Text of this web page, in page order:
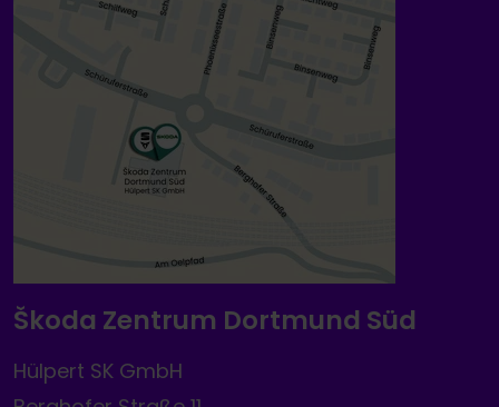
Škoda Zentrum Dortmund Süd
Hülpert SK GmbH